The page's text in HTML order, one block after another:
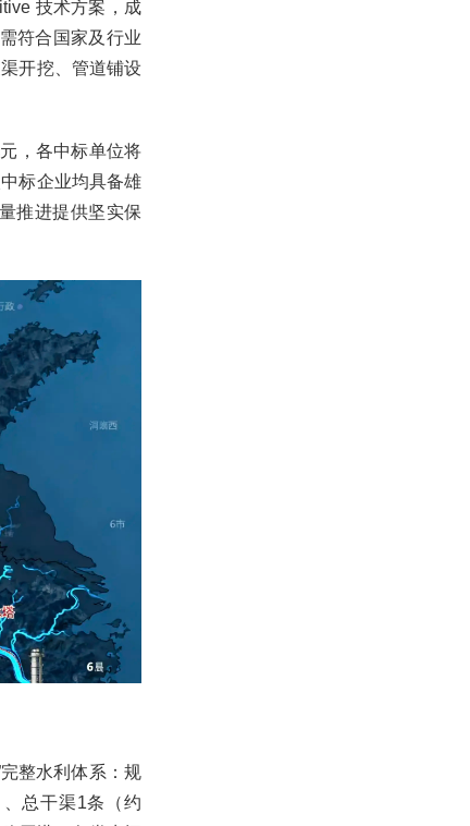
技术方案，成
符合国家及行业
开挖、管道铺设
，各中标单位将
标企业均具备雄
推进提供坚实保
整水利体系：规
总干渠1条（约